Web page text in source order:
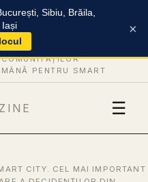
Sibiu, Brăila,
Iași
×
PENTRU SMART
☰
CITY. CEL MAI IMPORTANT